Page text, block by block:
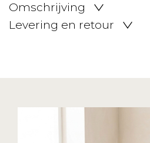
Omschrijving
Levering en retour